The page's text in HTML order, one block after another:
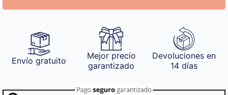
Envío gratuito
Mejor precio
garantizado
Devoluciones en
14 días